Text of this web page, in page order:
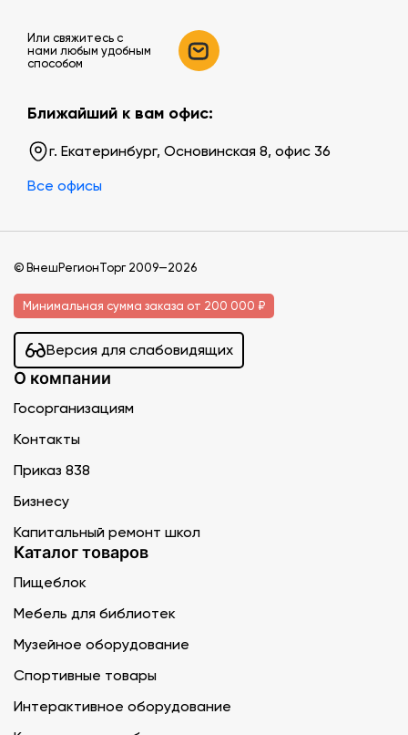
Или свяжитесь c
нами любым удобным
способом
Ближайший к вам офис:
г. Екатеринбург, Основинская 8, офис 36
Все офисы
© ВнешРегионТорг 2009—2026
Минимальная сумма заказа от 200 000 ₽
Версия для слабовидящих
О компании
Госорганизациям
Контакты
Приказ 838
Бизнесу
Капитальный ремонт школ
Каталог товаров
Пищеблок
Мебель для библиотек
Музейное оборудование
Спортивные товары
Интерактивное оборудование